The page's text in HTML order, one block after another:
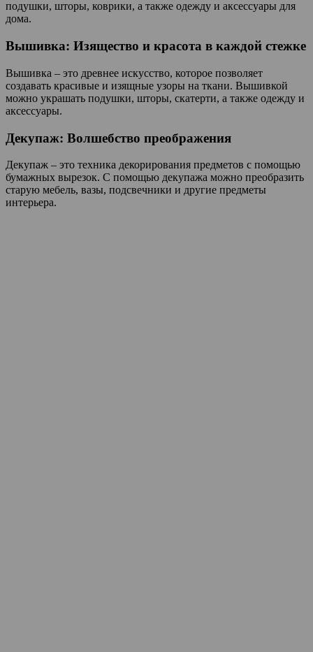
подушки, шторы, коврики, а также одежду и аксессуары для
дома.
Вышивка: Изящество и красота в каждой стежке
Вышивка – это древнее искусство, которое позволяет
создавать красивые и изящные узоры на ткани. Вышивкой
можно украшать подушки, шторы, скатерти, а также одежду и
аксессуары.
Декупаж: Волшебство преображения
Декупаж – это техника декорирования предметов с помощью
бумажных вырезок. С помощью декупажа можно преобразить
старую мебель, вазы, подсвечники и другие предметы
интерьера.